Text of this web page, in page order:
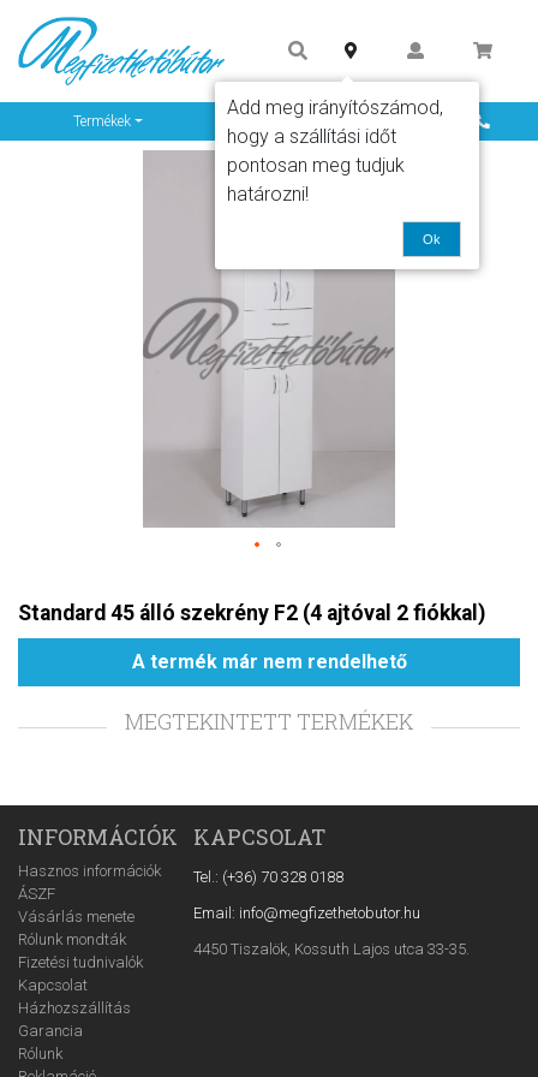
Termékek Info
Standard 45 álló szekrény F2 (4 ajtóval 2 fiókkal)
A termék már nem rendelhető
MEGTEKINTETT TERMÉKEK
INFORMÁCIÓK
Hasznos információk
ÁSZF
Vásárlás menete
Rólunk mondták
Fizetési tudnivalók
Kapcsolat
Házhozszállítás
Garancia
Rólunk
KAPCSOLAT
Tel.: (+36) 70 328 0188
Email: info@megfizethetobutor.hu
4450 Tiszalök, Kossuth Lajos utca 33-35.
Add meg irányítószámod,
hogy a szállítási időt
pontosan meg tudjuk
határozni!
Ok